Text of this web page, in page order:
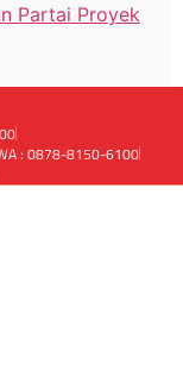
Partai Proyek
: 0878-8150-6100